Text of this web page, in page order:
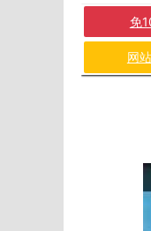
免
网